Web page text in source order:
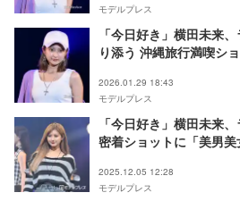
モデルプレス
「今日好き」横田未来
り添う 沖縄旅行満喫シ
2026.01.29 18:43
モデルプレス
「今日好き」横田未来
密着ショットに「美男
2025.12.05 12:28
モデルプレス